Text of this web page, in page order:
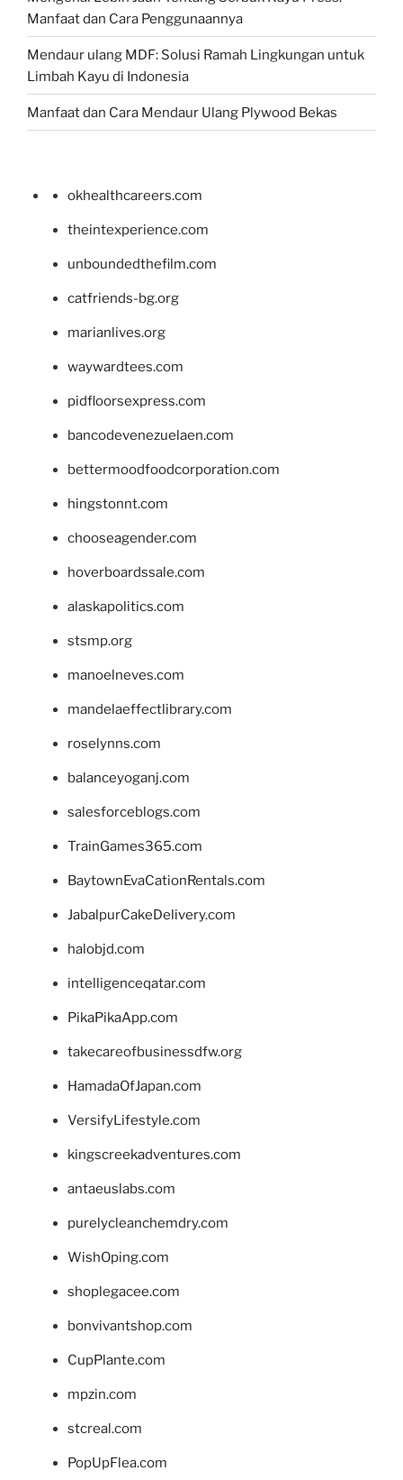
Manfaat dan Cara Penggunaannya
Mendaur ulang MDF: Solusi Ramah Lingkungan untuk
Limbah Kayu di Indonesia
Manfaat dan Cara Mendaur Ulang Plywood Bekas
okhealthcareers.com
theintexperience.com
unboundedthefilm.com
catfriends-bg.org
marianlives.org
waywardtees.com
pidfloorsexpress.com
bancodevenezuelaen.com
bettermoodfoodcorporation.com
hingstonnt.com
chooseagender.com
hoverboardssale.com
alaskapolitics.com
stsmp.org
manoelneves.com
mandelaeffectlibrary.com
roselynns.com
balanceyoganj.com
salesforceblogs.com
TrainGames365.com
BaytownEvaCationRentals.com
JabalpurCakeDelivery.com
halobjd.com
intelligenceqatar.com
PikaPikaApp.com
takecareofbusinessdfw.org
HamadaOfJapan.com
VersifyLifestyle.com
kingscreekadventures.com
antaeuslabs.com
purelycleanchemdry.com
WishOping.com
shoplegacee.com
bonvivantshop.com
CupPlante.com
mpzin.com
stcreal.com
PopUpFlea.com